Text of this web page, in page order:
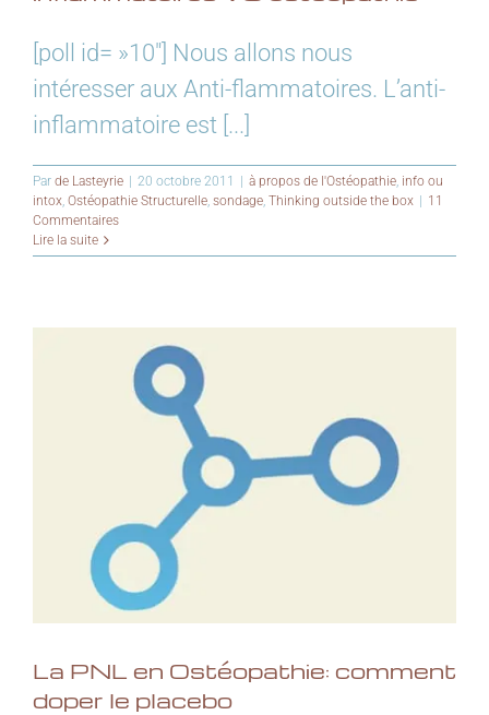
[poll id= »10″] Nous allons nous
intéresser aux Anti-flammatoires. L’anti-
inflammatoire est [...]
Par de Lasteyrie 20 octobre 2011 à propos de l'Ostéopathie, info ou
intox, Ostéopathie Structurelle, sondage, Thinking outside the box
11
Commentaires
Lire la suite
La PNL en Ostéopathie: comment
doper le placebo